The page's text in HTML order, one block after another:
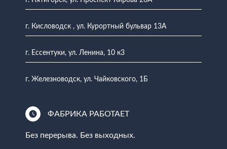
г. Кисловодск , ул. Курортный бульвар 13А
г. Ессентуки, ул. Ленина, 10 к3
г. Железноводск, ул. Чайковского, 1Б
ФАБРИКА РАБОТАЕТ
Без перерыва. Без выходных.